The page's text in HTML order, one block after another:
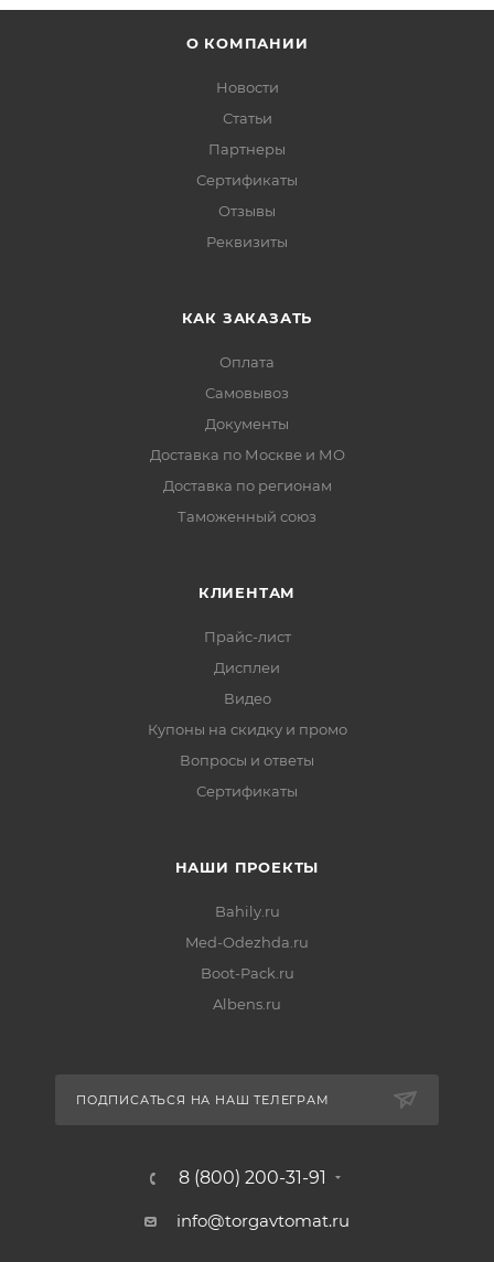
О КОМПАНИИ
Новости
Статьи
Партнеры
Сертификаты
Отзывы
Реквизиты
КАК ЗАКАЗАТЬ
Оплата
Самовывоз
Документы
Доставка по Москве и МО
Доставка по регионам
Таможенный союз
КЛИЕНТАМ
Прайс-лист
Дисплеи
Видео
Купоны на скидку и промо
Вопросы и ответы
Сертификаты
НАШИ ПРОЕКТЫ
Bahily.ru
Med-Odezhda.ru
Boot-Pack.ru
Albens.ru
ПОДПИСАТЬСЯ НА НАШ ТЕЛЕГРАМ
8 (800) 200-31-91
info@torgavtomat.ru